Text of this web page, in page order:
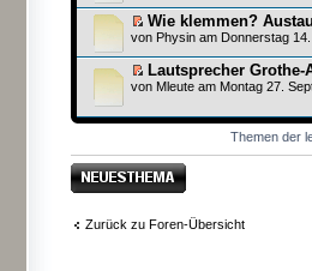
Wie klemmen?
von Physin am Donnerstag
Lautsprecher Grothe-
von Mleute am Montag 27.
Themen der
Neues Thema
erstellen
Zurück zu Foren-Übersicht